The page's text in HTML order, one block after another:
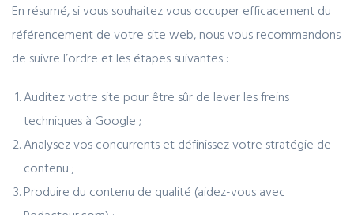
En résumé, si vous souhaitez vous occuper efficacement du
référencement de votre site web, nous vous recommandons
de suivre l’ordre et les étapes suivantes :
Auditez votre site pour être sûr de lever les freins
techniques à Google ;
Analysez vos concurrents et définissez votre stratégie de
contenu ;
Produire du contenu de qualité (aidez-vous avec